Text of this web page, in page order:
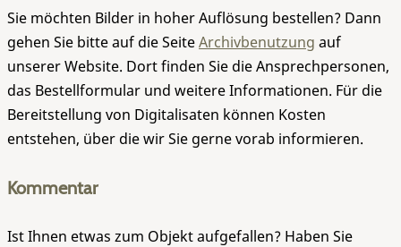
Sie möchten Bilder in hoher Auflösung bestellen? Dann
gehen Sie bitte auf die SeiteArchivbenutzung auf
unserer Website. Dort finden Sie die Ansprechpersonen,
das Bestellformular und weitere Informationen. Für die
Bereitstellung von Digitalisaten können Kosten
entstehen, über die wir Sie gerne vorab informieren.
Kommentar
Ist Ihnen etwas zum Objekt aufgefallen? Haben Sie